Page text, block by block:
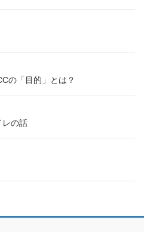
の「目的」とは？
レの話